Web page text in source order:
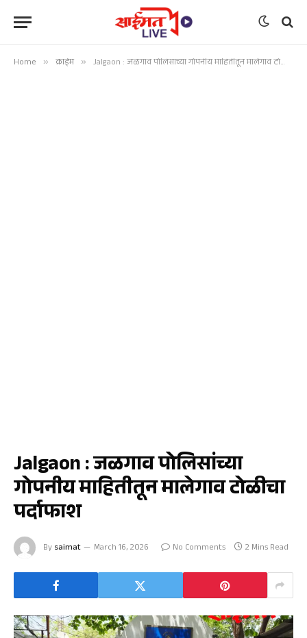
Home » क्राईम » Jalgaon : जळगाव पोलिसांच्या गोपनीय माहितीतून मालेगाव टोळीचा पर्दाफाश
Jalgaon : जळगाव पोलिसांच्या
गोपनीय माहितीतून मालेगाव टोळीचा
पर्दाफाश
By saimat March 16, 2026 No Comments 2 Mins Read